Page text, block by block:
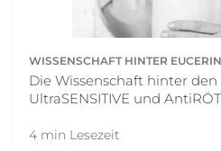
WISSENSCHAFT HINTER EUCERIN
Die Wissenschaft hinter
UltraSENSITIVE und
4 min Lesezeit